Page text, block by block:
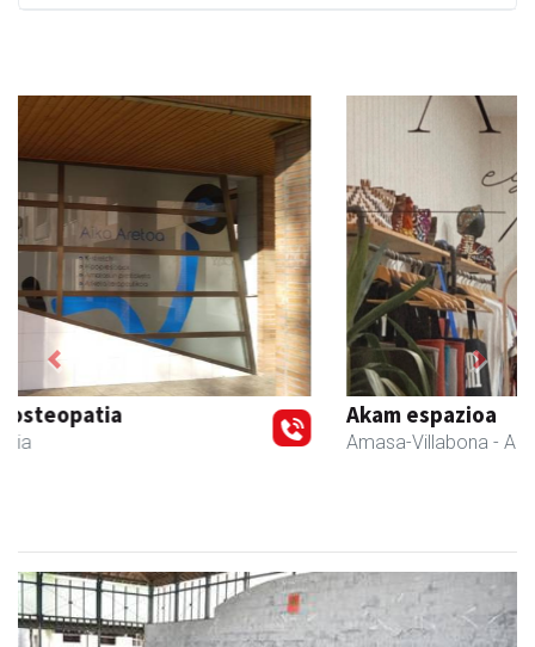
Akam espazioa
Amasa-Villabona - Arropa-dendak
Previous Next